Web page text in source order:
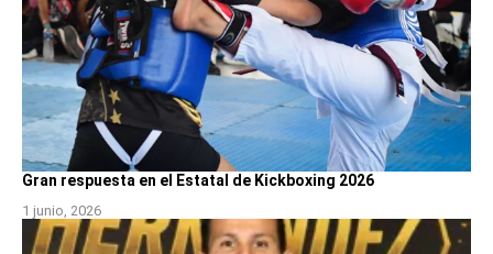
Gran respuesta en el Estatal de Kickboxing 2026
1 junio, 2026